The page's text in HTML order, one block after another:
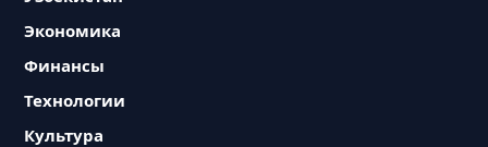
Экономика
Финансы
Технологии
Культура